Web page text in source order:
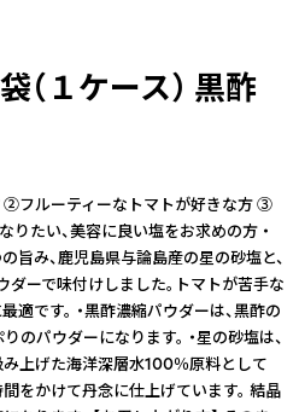
１ケース） 黒酢
②フルーティーなトマトが好きな方 ③
たい、美容に良い塩をお求めの方 ・
旨み、鹿児島県与論島産の星の砂塩と、
ーで味付けしました。トマトが苦手な
です。 ・黒酢濃縮パウダーは、黒酢の
のパウダーになります。 ・星の砂塩は、
上げた海洋深層水100％原料として
をかけて丹念に仕上げています。 結晶